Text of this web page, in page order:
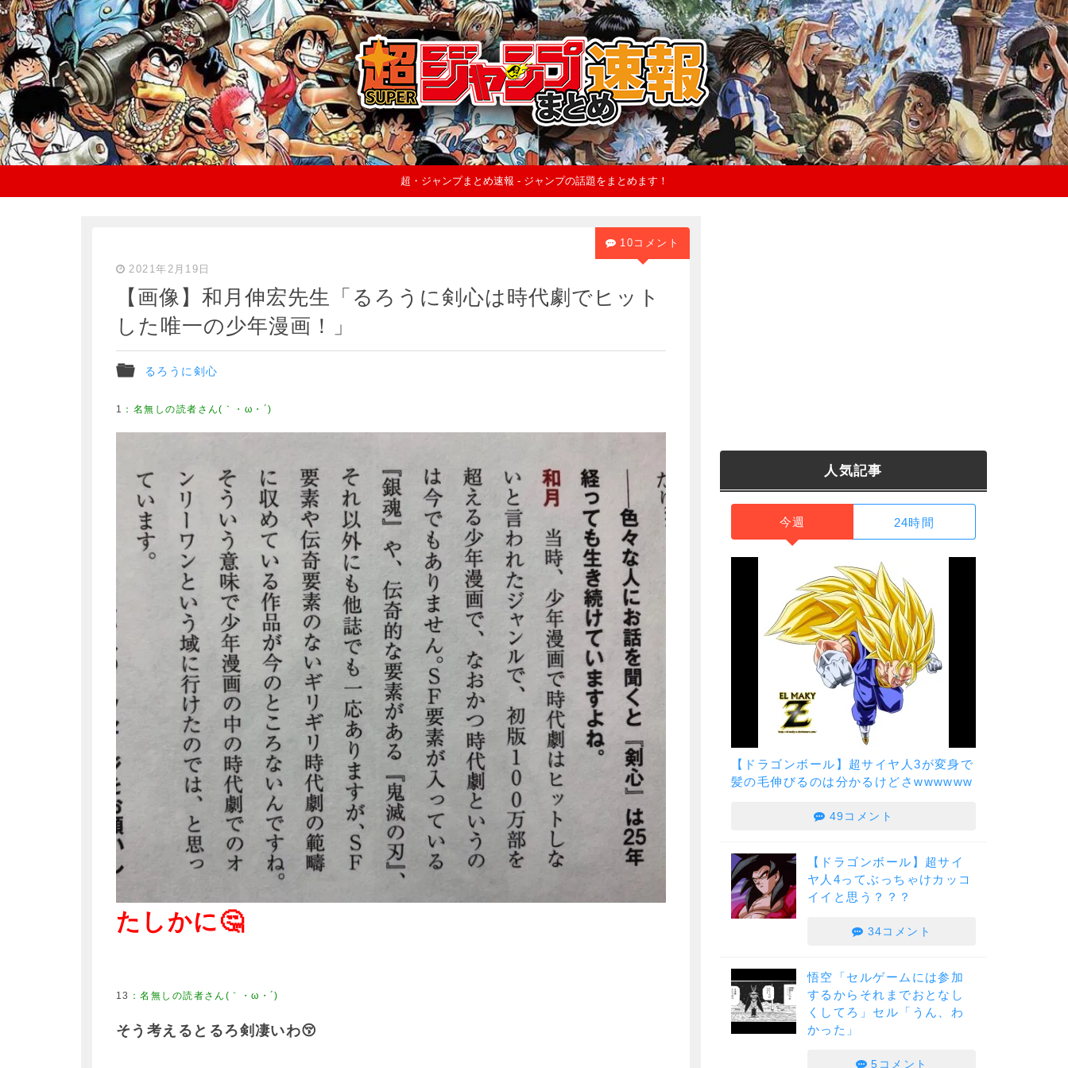
超・ジャンプまとめ速報 - ジャンプの話題をまとめます！
2021年2月19日
【画像】和月伸宏先生「るろうに剣心は時代劇でヒット
した唯一の少年漫画！」
るろうに剣心
10コメント
1
たしかに🤔
13
そう考えるとるろ剣凄いわ😚
人気記事
今週 24時間
【ドラゴンボール】超サイヤ人3が変身で
髪の毛伸びるのは分かるけどさwwwwww
49コメント
【ドラゴンボール】超サイ
ヤ人4ってぶっちゃけカッコ
イイと思う？？？
34コメント
悟空「セルゲームには参加
するからそれまでおとなし
くしてろ」セル「うん、わ
かった」
5コメント